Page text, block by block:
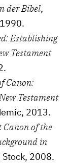
der Bibel,
Establishing
Testament
Canon:
Testament
2013.
Canon of the
in
Stock, 2008.